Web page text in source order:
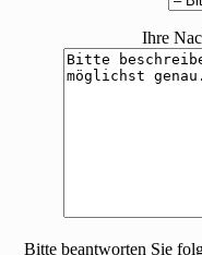
Ihre
Bitte beantworten Sie